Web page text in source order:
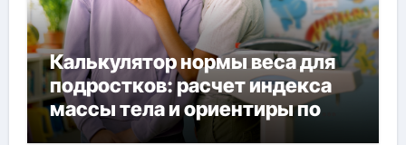
Калькулятор нормы веса для
подростков: расчет индекса
массы тела и ориентиры по
возрасту, росту и полу